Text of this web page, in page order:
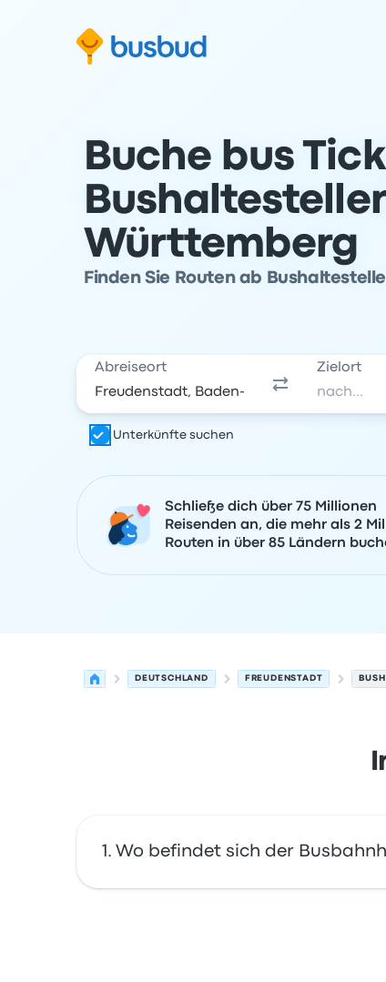
Buche bus
Württemberg
Finden Sie Routen ab
Abreiseort Zielort
Unterkünfte suchen
Schließe dich über 75 Millionen
Reisenden an, die mehr als 2
Routen in über 85 Ländern
DEUTSCHLAND FREUDENSTADT
Wo befindet sich der